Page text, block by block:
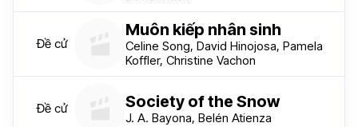
Đề cử
Muôn kiếp nhân sinh
Celine Song, David Hinojosa, Pamela
Koffler, Christine Vachon
Đề cử Society of the Snow
J. A. Bayona, Belén Atienza